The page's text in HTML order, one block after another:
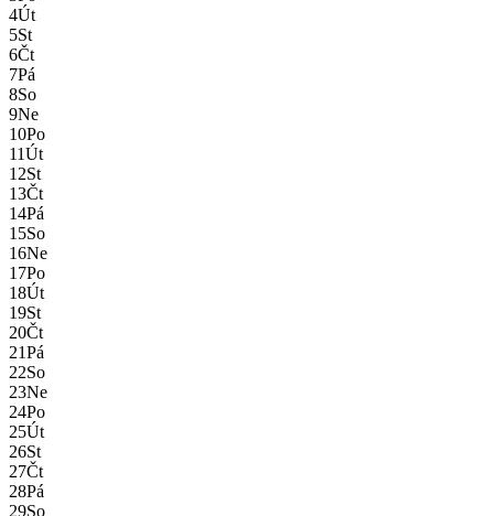
4Út
5St
6Čt
7Pá
8So
9Ne
10Po
11Út
12St
13Čt
14Pá
15So
16Ne
17Po
18Út
19St
20Čt
21Pá
22So
23Ne
24Po
25Út
26St
27Čt
28Pá
29So